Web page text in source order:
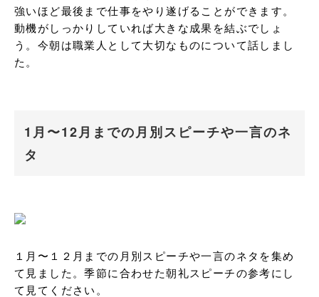
強いほど最後まで仕事をやり遂げることができます。
動機がしっかりしていれば大きな成果を結ぶでしょ
う。今朝は職業人として大切なものについて話しまし
た。
1月〜12月までの月別スピーチや一言のネ
タ
１月〜１２月までの月別スピーチや一言のネタを集め
て見ました。季節に合わせた朝礼スピーチの参考にし
て見てください。